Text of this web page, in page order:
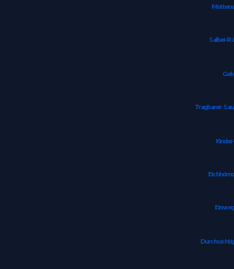
Salbei-
Tragbarer